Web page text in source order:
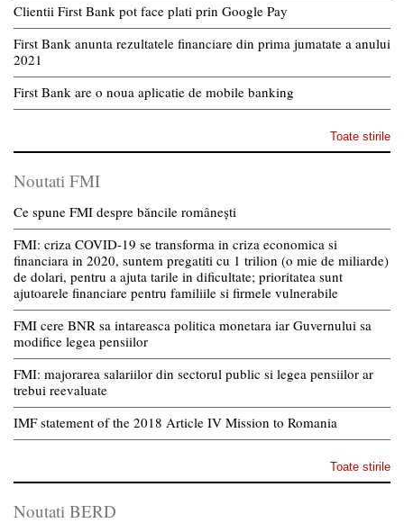
Clientii First Bank pot face plati prin Google Pay
First Bank anunta rezultatele financiare din prima jumatate a anului
2021
First Bank are o noua aplicatie de mobile banking
Toate stirile
Noutati FMI
Ce spune FMI despre băncile românești
FMI: criza COVID-19 se transforma in criza economica si
financiara in 2020, suntem pregatiti cu 1 trilion (o mie de miliarde)
de dolari, pentru a ajuta tarile in dificultate; prioritatea sunt
ajutoarele financiare pentru familiile si firmele vulnerabile
FMI cere BNR sa intareasca politica monetara iar Guvernului sa
modifice legea pensiilor
FMI: majorarea salariilor din sectorul public si legea pensiilor ar
trebui reevaluate
IMF statement of the 2018 Article IV Mission to Romania
Toate stirile
Noutati BERD